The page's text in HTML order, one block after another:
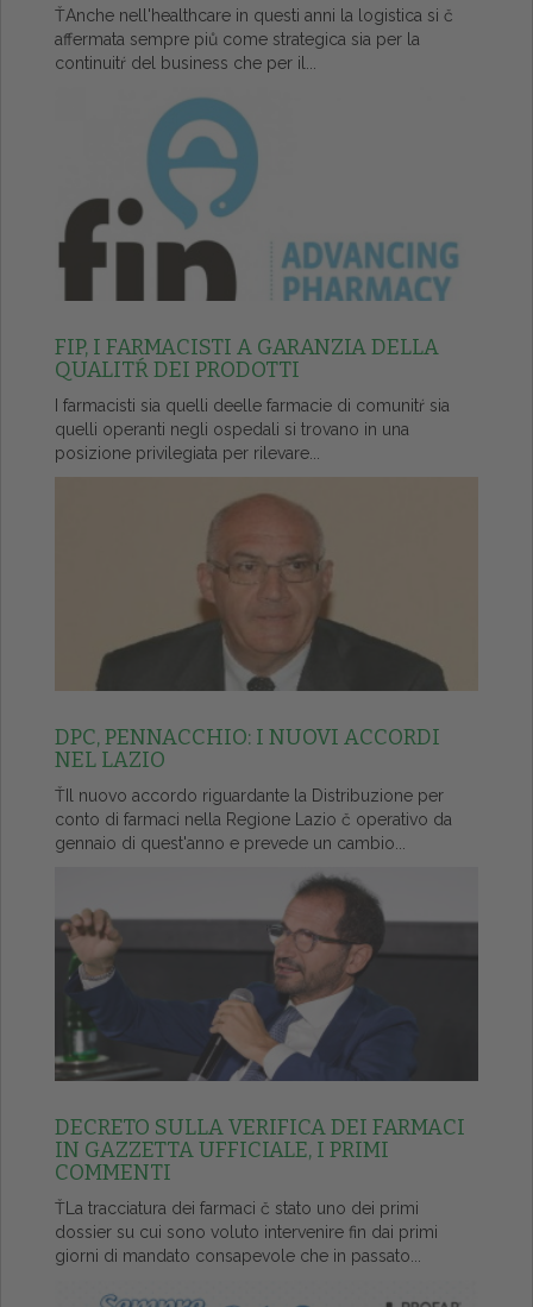
ŤAnche nell'healthcare in questi anni la logistica si č
affermata sempre piů come strategica sia per la
continuitŕ del business che per il...
FIP, I FARMACISTI A GARANZIA DELLA
QUALITŔ DEI PRODOTTI
I farmacisti sia quelli deelle farmacie di comunitŕ sia
quelli operanti negli ospedali si trovano in una
posizione privilegiata per rilevare...
DPC, PENNACCHIO: I NUOVI ACCORDI
NEL LAZIO
ŤIl nuovo accordo riguardante la Distribuzione per
conto di farmaci nella Regione Lazio č operativo da
gennaio di quest'anno e prevede un cambio...
DECRETO SULLA VERIFICA DEI FARMACI
IN GAZZETTA UFFICIALE, I PRIMI
COMMENTI
ŤLa tracciatura dei farmaci č stato uno dei primi
dossier su cui sono voluto intervenire fin dai primi
giorni di mandato consapevole che in passato...